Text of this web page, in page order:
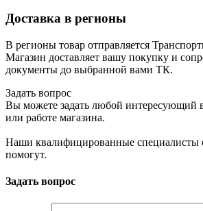
Доставка в регионы
В регионы товар отправляется
Магазин доставляет вашу покупку и
документы до выбранной вами ТК.
Задать вопрос
Вы можете задать любой интересующий
или работе магазина.
Наши квалифицированные специалисты
помогут.
Задать вопрос